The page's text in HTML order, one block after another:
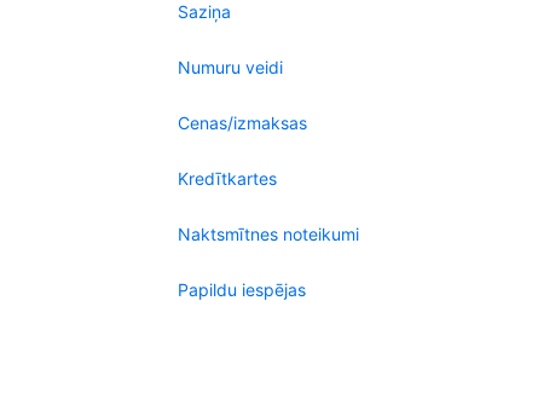
Saziņa
Numuru veidi
Cenas/izmaksas
Kredītkartes
Naktsmītnes noteikumi
Papildu iespējas